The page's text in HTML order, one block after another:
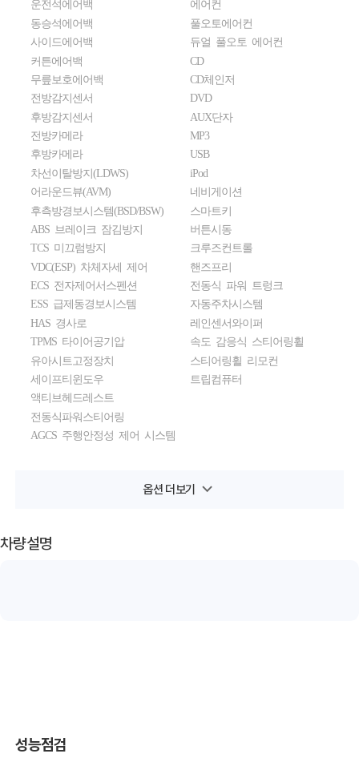
운전석에어백
동승석에어백
사이드에어백
커튼에어백
무릎보호에어백
전방감지센서
후방감지센서
전방카메라
후방카메라
차선이탈방지(LDWS)
어라운드뷰(AVM)
후측방경보시스템(BSD/BSW)
ABS 브레이크 잠김방지
TCS 미끄럼방지
VDC(ESP) 차체자세 제어
ECS 전자제어서스펜션
ESS 급제동경보시스템
HAS 경사로
TPMS 타이어공기압
유아시트고정장치
세이프티윈도우
액티브헤드레스트
전동식파워스티어링
AGCS 주행안정성 제어 시스템
에어컨
풀오토에어컨
듀얼 풀오토 에어컨
CD
CD체인저
DVD
AUX단자
MP3
USB
iPod
네비게이션
스마트키
버튼시동
크루즈컨트롤
핸즈프리
전동식 파워 트렁크
자동주차시스템
레인센서와이퍼
속도 감응식 스티어링휠
스티어링휠 리모컨
트립컴퓨터
차량설명
성능점검